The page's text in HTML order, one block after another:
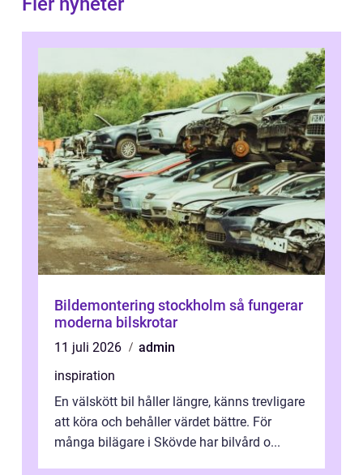
Bildemontering stockholm så fungerar
moderna bilskrotar
11 juli 2026
admin
inspiration
En välskött bil håller längre, känns trevligare
att köra och behåller värdet bättre. För
många bilägare i Skövde har bilvård o...